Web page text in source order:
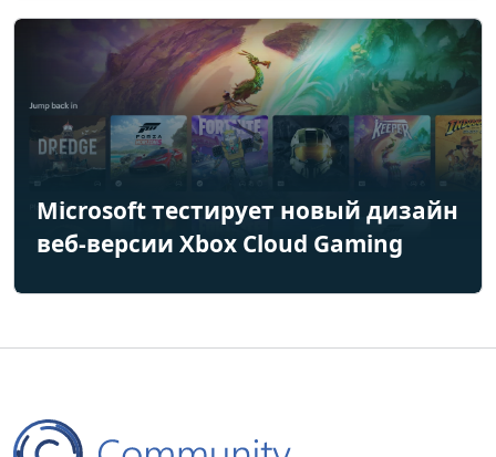
Microsoft тестирует новый дизайн
веб-версии Xbox Cloud Gaming